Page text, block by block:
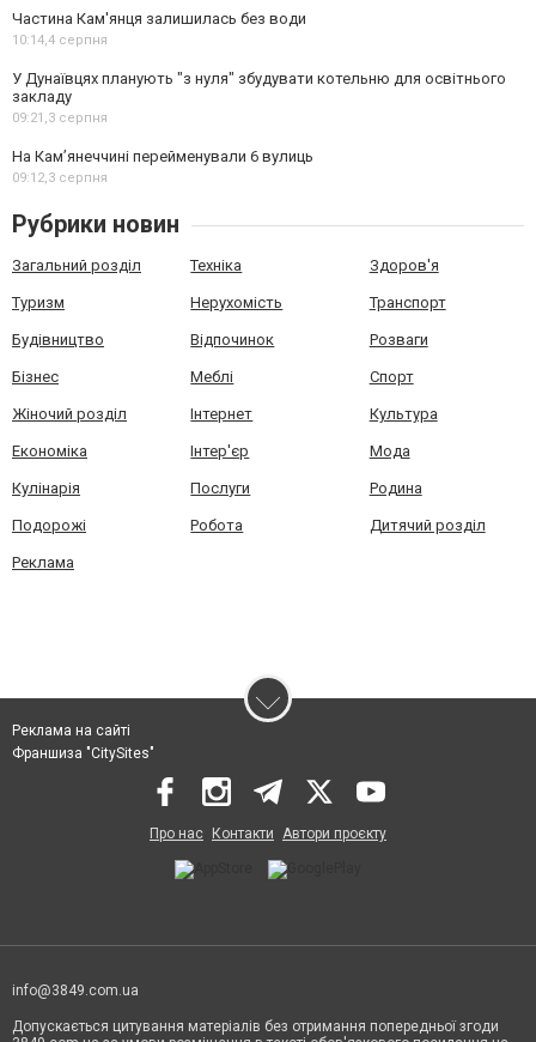
Частина Кам'янця залишилась без води
10:14,4 серпня
У Дунаївцях планують "з нуля" збудувати котельню для освітнього
закладу
09:21,3 серпня
На Камʼянеччині перейменували 6 вулиць
09:12,3 серпня
Рубрики новин
Загальний розділ Техніка Здоров'я
Туризм Нерухомість Транспорт
Будівництво Відпочинок Розваги
Бізнес Меблі Спорт
Жіночий розділ Інтернет Культура
Економіка Інтер'єр Мода
Кулінарія Послуги Родина
Подорожі Робота Дитячий розділ
Реклама
Реклама на сайті
Франшиза "CitySites"
Про нас Контакти Автори проєкту
info@3849.com.ua
Допускається цитування матеріалів без отримання попередньої згоди